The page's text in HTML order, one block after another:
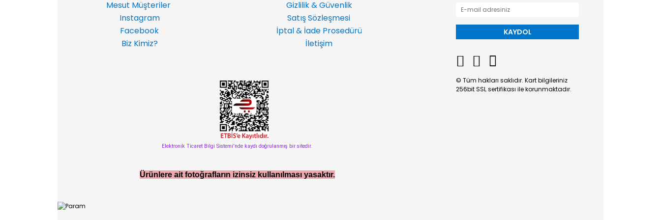
Mesut Müşteriler
Gizlilik & Güvenlik
Instagram
Satış Sözleşmesi
Facebook
İptal & İade Prosedürü
Biz Kimiz?
İletişim
Elektronik Ticaret Bilgi Sistemi'nde kaydı doğrulanmış bir sitedir.
Ürünlere ait fotoğrafların izinsiz kullanılması yasaktır.
KAYDOL
© Tüm hakları saklıdır. Kart bilgileriniz
256bit SSL sertifikası ile korunmaktadır.